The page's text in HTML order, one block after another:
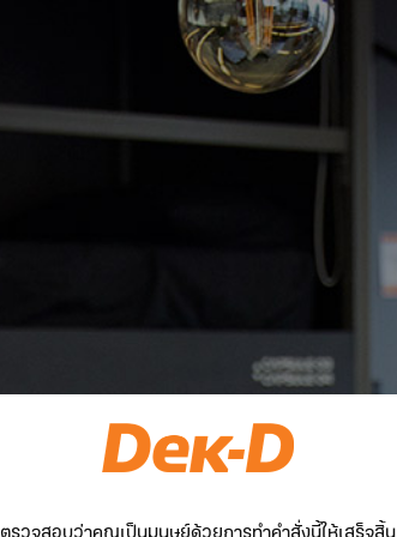
ตรวจสอบว่าคุณเป็นมนุษย์ด้วยการทำคำสั่งนี้ให้เสร็จสิ้น